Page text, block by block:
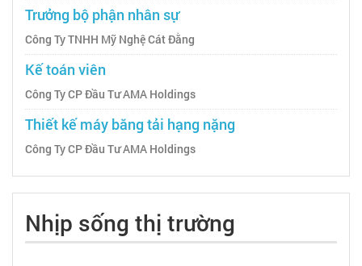
Trưởng bộ phận nhân sự
Công Ty TNHH Mỹ Nghệ Cát Đằng
Kế toán viên
Công Ty CP Đầu Tư AMA Holdings
Thiết kế máy băng tải hạng nặng
Công Ty CP Đầu Tư AMA Holdings
Nhịp sống thị trường